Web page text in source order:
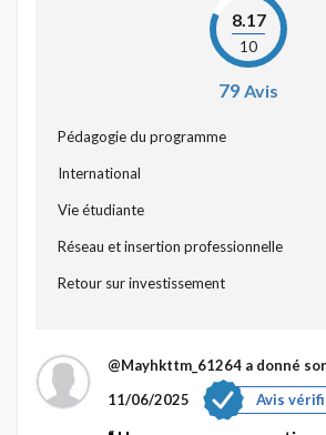
8.17
10
79Avis
Pédagogie du programme
International
Vie étudiante
Réseau et insertion professionnelle
Retour sur investissement
@Mayhkttm_61264 a donné
11/06/2025
Avis